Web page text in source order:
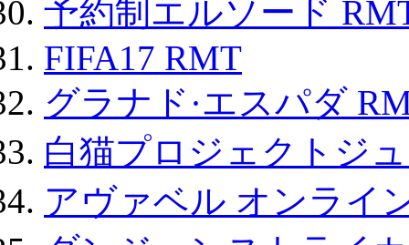
予約制エルソード
FIFA17 RMT
グラナド·エスパダ
白猫プロジェクトジ
アヴァベル オンライ